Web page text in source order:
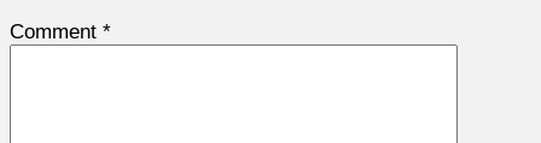
Comment *